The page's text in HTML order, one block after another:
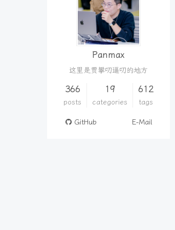
Panmax
这里是贾攀叨逼叨的地方
366
posts
19
categories
612
tags
GitHub E-Mail